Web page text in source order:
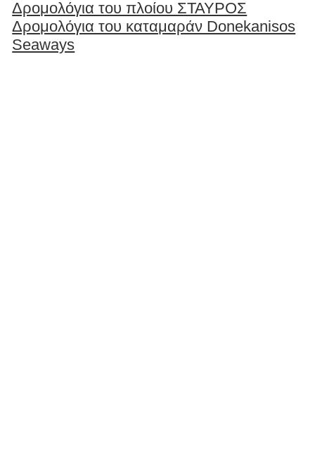
Δρομολόγια του πλοίου ΣΤΑΥΡΟΣ
Δρομολόγια του καταμαράν Donekanisos
Seaways